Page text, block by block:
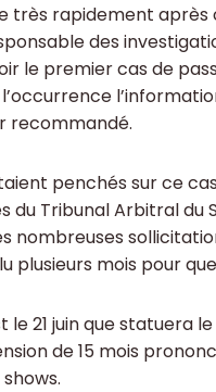
très rapidement
des
le premier cas de
recommandé.
penchés sur ce
du Tribunal Arbitral
nombreuses
plusieurs mois pour
le 21 juin que statuera
de 15 mois